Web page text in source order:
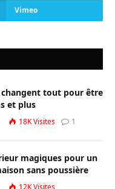
Vimeo
tout pour être
et plus
18KVisites 1
magiques pour un
sans poussière
12KVisites